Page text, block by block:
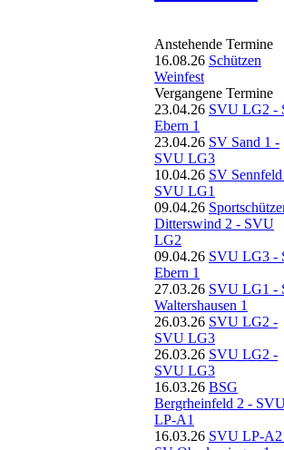
16.08.26Schützen
Weinfest
Vergangene Termine
23.04.26SVU LG2 -
Ebern 1
23.04.26
SVU LG3
10.04.26SV Sennfeld
SVU LG1
09.04.26Sportschützen
Ditterswind 2 - SVU
LG2
09.04.26
Ebern 1
27.03.26
Waltershausen 1
26.03.26SVU LG2 -
SVU LG3
26.03.26SVU LG2 -
SVU LG3
16.03.26BSG
Bergrheinfeld 2 - SVU
LP-A1
16.03.26
SV Oberlauringen 1